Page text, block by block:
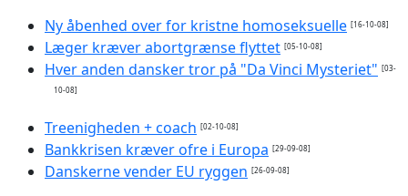
Ny åbenhed over for kristne homoseksuelle [16-10-08]
Læger kræver abortgrænse flyttet [05-10-08]
Hver anden dansker tror på "Da Vinci Mysteriet" [03-
10-08]
Treenigheden + coach [02-10-08]
Bankkrisen kræver ofre i Europa [29-09-08]
Danskerne vender EU ryggen [26-09-08]